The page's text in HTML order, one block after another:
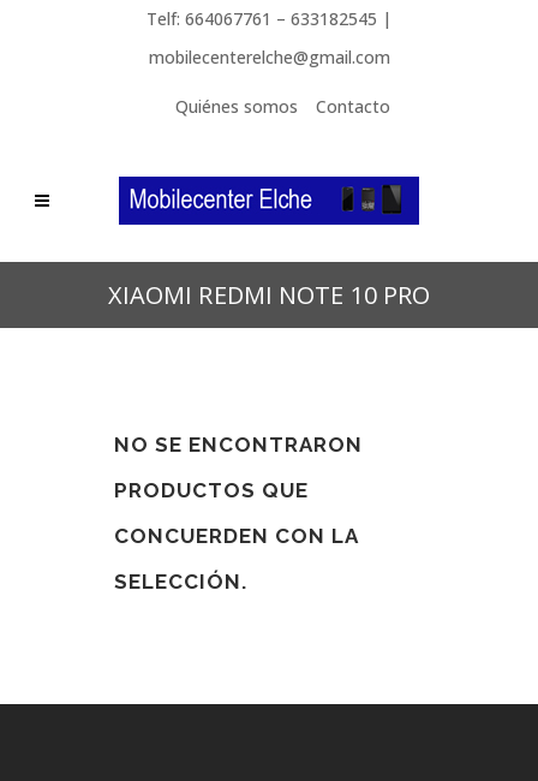
Telf: 664067761 – 633182545 |
mobilecenterelche@gmail.com
Quiénes somos Contacto
XIAOMI REDMI NOTE 10 PRO
NO SE ENCONTRARON
PRODUCTOS QUE
CONCUERDEN CON LA
SELECCIÓN.